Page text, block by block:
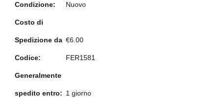
Condizione: Nuovo
Costo di
Spedizione da €6.00
Codice: FER1581
Generalmente
spedito entro: 1 giorno